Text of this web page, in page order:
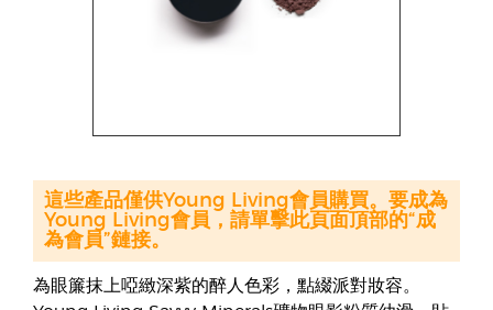
為眼簾抹上啞緻深紫的醉人色彩，點綴派對妝容。
這些產品僅供Young Living會員購買。要成為
Young Living會員，請單擊此頁面頂部的“成
為會員”鏈接。